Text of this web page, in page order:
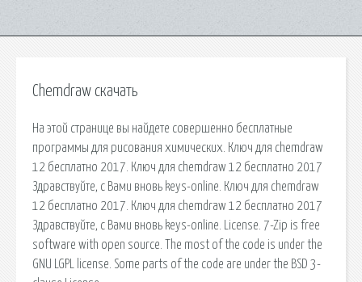
Chemdraw скачать
На этой странице вы найдете совершенно бесплатные
программы для рисования химических. Ключ для chemdraw
12 бесплатно 2017. Ключ для chemdraw 12 бесплатно 2017
Здравствуйте, с Вами вновь keys-online. Ключ для chemdraw
12 бесплатно 2017. Ключ для chemdraw 12 бесплатно 2017
Здравствуйте, с Вами вновь keys-online. License. 7-Zip is free
software with open source. The most of the code is under the
GNU LGPL license. Some parts of the code are under the BSD 3-